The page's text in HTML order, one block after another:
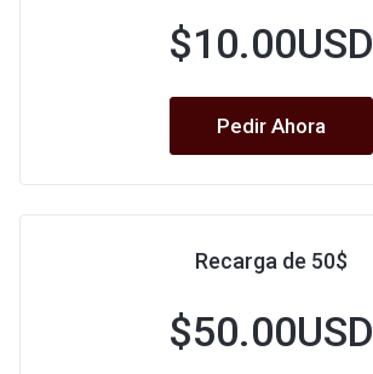
$10.00USD
Pedir Ahora
Recarga de 50$
$50.00USD